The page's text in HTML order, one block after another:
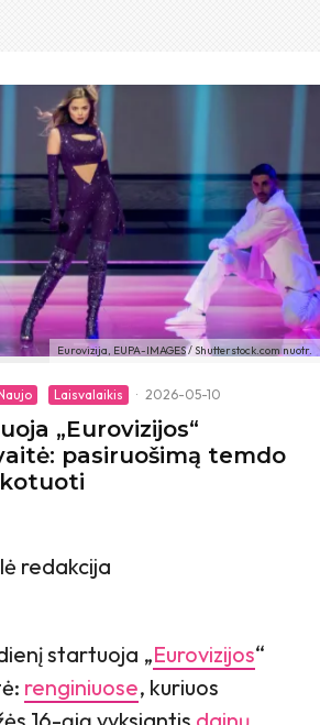
Eurovizija, EUPA-IMAGES / Shutterstock.com nuotr.
Laisvalaikis · 2026-05-10
„Eurovizijos“
pasiruošimą temdo
redakcija
startuoja „Eurovizijos“
renginiuose, kuriuos